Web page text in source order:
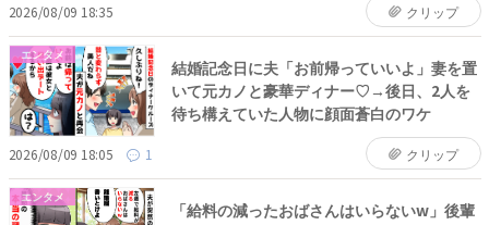
2026/08/09 18:35 クリップ
エンタメ
結婚記念日に夫「お前帰っていいよ」妻を置
いて元カノと豪華ディナー♡→後日、2人を
待ち構えていた人物に顔面蒼白のワケ
2026/08/09 18:05 1 クリップ
エンタメ
「給料の減ったおばさんはいらないw」後輩